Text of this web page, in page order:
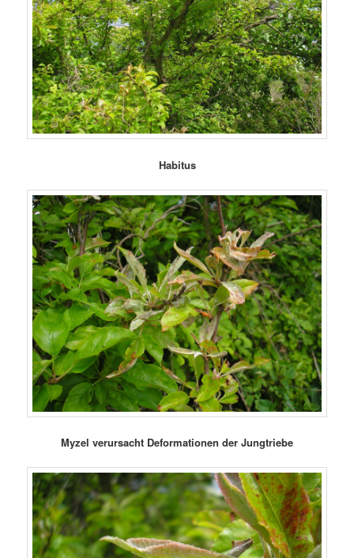
Habitus
Myzel verursacht Deformationen der Jungtriebe